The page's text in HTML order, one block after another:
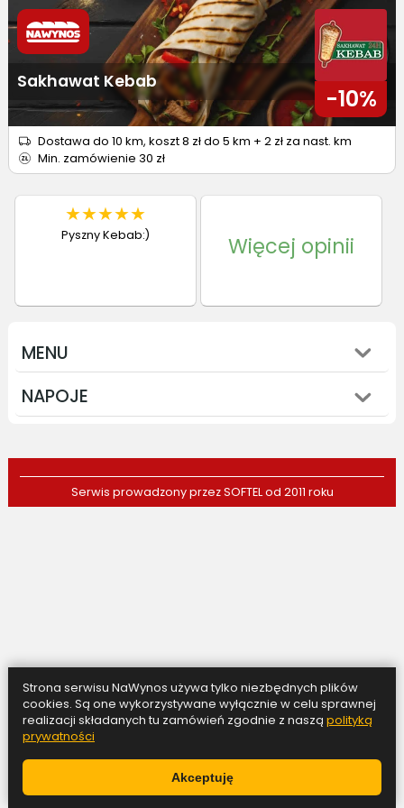
Sakhawat Kebab
-10%
Dostawa do 10 km, koszt 8 zł do 5 km + 2 zł za nast. km
Min. zamówienie 30 zł
★★★★★
Pyszny Kebab:) Więcej opinii
MENU
NAPOJE
Strona serwisu NaWynos używa tylko niezbędnych plików
cookies. Są one wykorzystywane wyłącznie w celu sprawnej
realizacji składanych tu zamówień zgodnie z naszą polityką
prywatności
Akceptuję
Serwis prowadzony przezSOFTELod 2011 roku